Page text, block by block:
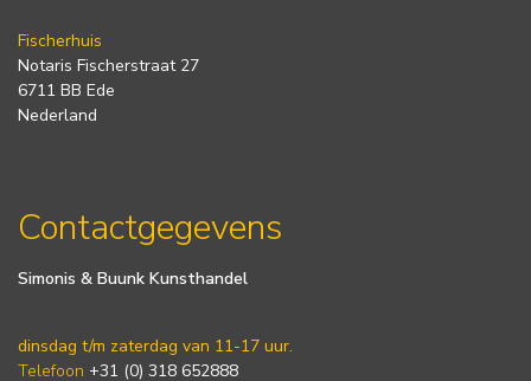
Fischerhuis
Notaris Fischerstraat 27
6711 BB Ede
Nederland
Contactgegevens
Simonis & Buunk Kunsthandel
dinsdag t/m zaterdag van 11-17 uur.
Telefoon +31 (0) 318 652888